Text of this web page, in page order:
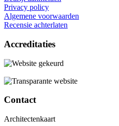
Privacy policy
Algemene voorwaarden
Recensie achterlaten
Accreditaties
Contact
Architectenkaart